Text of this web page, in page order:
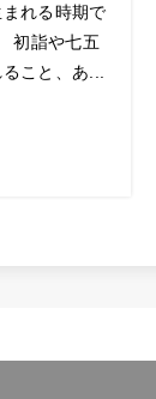
れる時期で
初詣や七五
こと、あ...